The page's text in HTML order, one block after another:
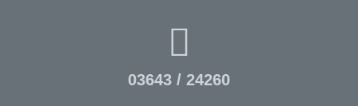
03643 / 24260